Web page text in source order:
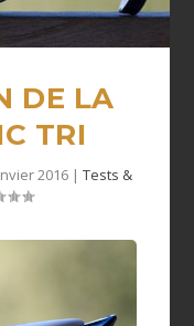
DE LA
TRI
2016| Tests &